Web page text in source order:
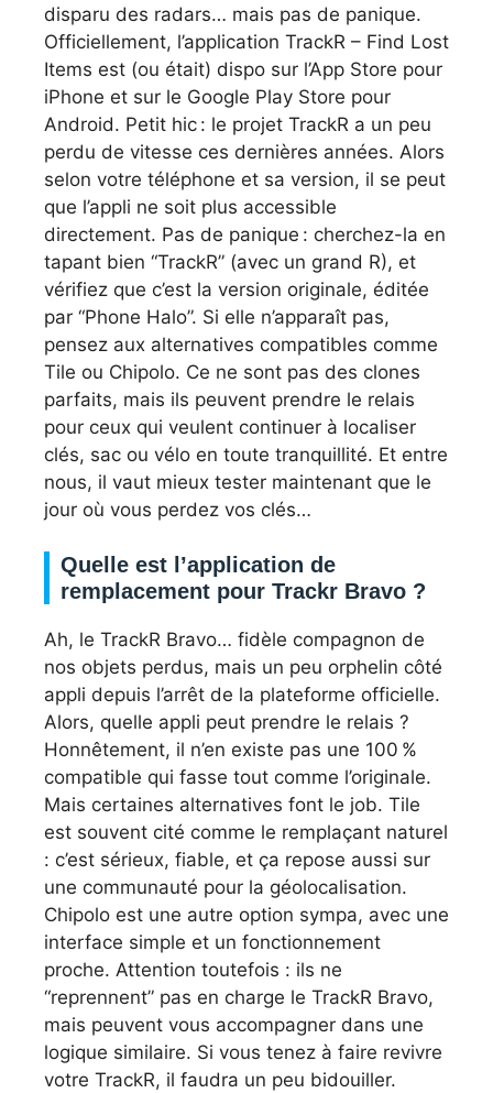
disparu des radars… mais pas de panique.
Officiellement, l’application TrackR – Find Lost
Items est (ou était) dispo sur l’App Store pour
iPhone et sur le Google Play Store pour
Android. Petit hic : le projet TrackR a un peu
perdu de vitesse ces dernières années. Alors
selon votre téléphone et sa version, il se peut
que l’appli ne soit plus accessible
directement. Pas de panique : cherchez-la en
tapant bien “TrackR” (avec un grand R), et
vérifiez que c’est la version originale, éditée
par “Phone Halo”. Si elle n’apparaît pas,
pensez aux alternatives compatibles comme
Tile ou Chipolo. Ce ne sont pas des clones
parfaits, mais ils peuvent prendre le relais
pour ceux qui veulent continuer à localiser
clés, sac ou vélo en toute tranquillité. Et entre
nous, il vaut mieux tester maintenant que le
jour où vous perdez vos clés…
Quelle est l’application de
remplacement pour Trackr Bravo ?
Ah, le TrackR Bravo… fidèle compagnon de
nos objets perdus, mais un peu orphelin côté
appli depuis l’arrêt de la plateforme officielle.
Alors, quelle appli peut prendre le relais ?
Honnêtement, il n’en existe pas une 100 %
compatible qui fasse tout comme l’originale.
Mais certaines alternatives font le job. Tile
est souvent cité comme le remplaçant naturel
: c’est sérieux, fiable, et ça repose aussi sur
une communauté pour la géolocalisation.
Chipolo est une autre option sympa, avec une
interface simple et un fonctionnement
proche. Attention toutefois : ils ne
“reprennent” pas en charge le TrackR Bravo,
mais peuvent vous accompagner dans une
logique similaire. Si vous tenez à faire revivre
votre TrackR, il faudra un peu bidouiller.